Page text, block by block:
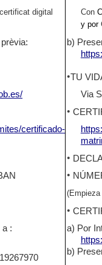
digital
Con
y por
b)
•TU
Via
certificado-
•
•
•
a :
•
a) Por
b)